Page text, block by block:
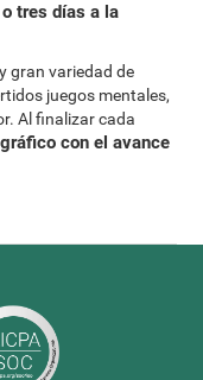
tres días a la
gran variedad de
juegos mentales,
Al finalizar cada
con el avance